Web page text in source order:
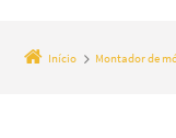
Início Montador de